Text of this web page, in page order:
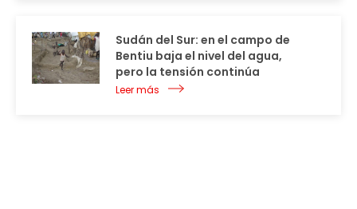
Sudán del Sur: en el campo de
Bentiu baja el nivel del agua,
pero la tensión continúa
Leer más